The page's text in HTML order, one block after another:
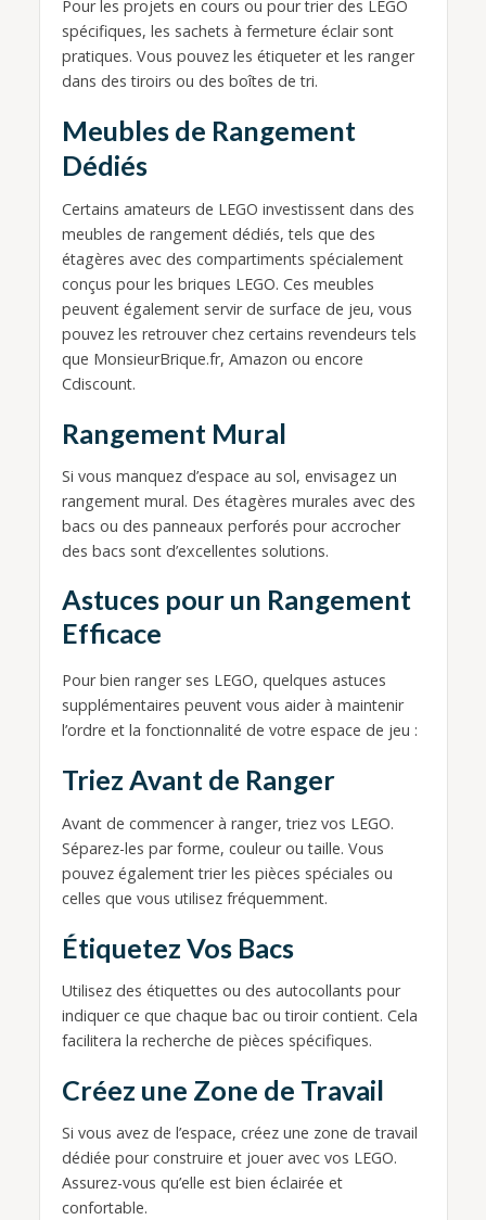
Pour les projets en cours ou pour trier des LEGO
spécifiques, les sachets à fermeture éclair sont
pratiques. Vous pouvez les étiqueter et les ranger
dans des tiroirs ou des boîtes de tri.
Meubles de Rangement
Dédiés
Certains amateurs de LEGO investissent dans des
meubles de rangement dédiés, tels que des
étagères avec des compartiments spécialement
conçus pour les briques LEGO. Ces meubles
peuvent également servir de surface de jeu, vous
pouvez les retrouver chez certains revendeurs tels
que MonsieurBrique.fr, Amazon ou encore
Cdiscount.
Rangement Mural
Si vous manquez d’espace au sol, envisagez un
rangement mural. Des étagères murales avec des
bacs ou des panneaux perforés pour accrocher
des bacs sont d’excellentes solutions.
Astuces pour un Rangement
Efficace
Pour bien ranger ses LEGO, quelques astuces
supplémentaires peuvent vous aider à maintenir
l’ordre et la fonctionnalité de votre espace de jeu :
Triez Avant de Ranger
Avant de commencer à ranger, triez vos LEGO.
Séparez-les par forme, couleur ou taille. Vous
pouvez également trier les pièces spéciales ou
celles que vous utilisez fréquemment.
Étiquetez Vos Bacs
Utilisez des étiquettes ou des autocollants pour
indiquer ce que chaque bac ou tiroir contient. Cela
facilitera la recherche de pièces spécifiques.
Créez une Zone de Travail
Si vous avez de l’espace, créez une zone de travail
dédiée pour construire et jouer avec vos LEGO.
Assurez-vous qu’elle est bien éclairée et
confortable.